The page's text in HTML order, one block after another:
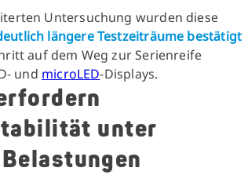
Untersuchung wurden diese
längere Testzeiträume bestätigt
auf dem Weg zur Serienreife
und microLED-Displays.
unter